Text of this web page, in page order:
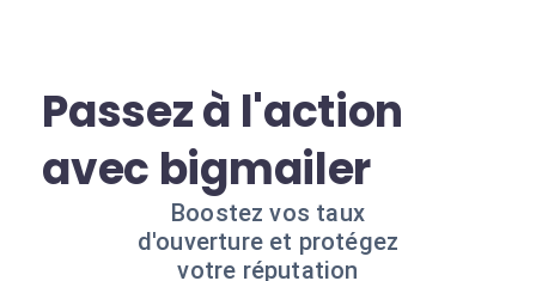
Passez à l'action
avec bigmailer
Boostez vos taux
d'ouverture et protégez
votre réputation